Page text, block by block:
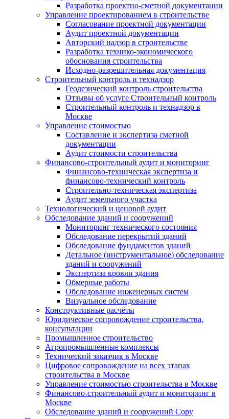
Разработка проектно-сметной документации
Управление проектированием в строительстве
Согласование проектной документации
Аудит проектной документации
Авторский надзор в строительстве
Разработка технико-экономического
обоснования строительства
Исходно-разрешительная документация
Строительный контроль и технадзор
Геодезический контроль строительства
Отзывы об услуге Строительный контроль
Строительный контроль и технадзор в
Москве
Управление стоимостью
Составление и экспертиза сметной
документации
Аудит стоимости строительства
Финансово-строительный аудит и мониторинг
Финансово-техническая экспертиза и
финансово-технический контроль
Строительно-техническая экспертиза
Аудит земельного участка
Технологический и ценовой аудит
Обследование зданий и сооружений
Мониторинг технического состояния
Обследование перекрытий зданий
Обследование фундаментов зданий
Детальное (инструментальное) обследование
зданий и сооружений
Экспертиза кровли здания
Обмерные работы
Обследование инженерных систем
Визуальное обследование
Конструктивные расчёты
Юридическое сопровождение строительства,
консультации
Промышленное строительство
Агропромышленные комплексы
Технический заказчик в Москве
Цифровое сопровождение на всех этапах
строительства в Москве
Управление стоимостью строительства в Москве
Финансово-строительный аудит и мониторинг в
Москве
Обследование зданий и сооружений Copy